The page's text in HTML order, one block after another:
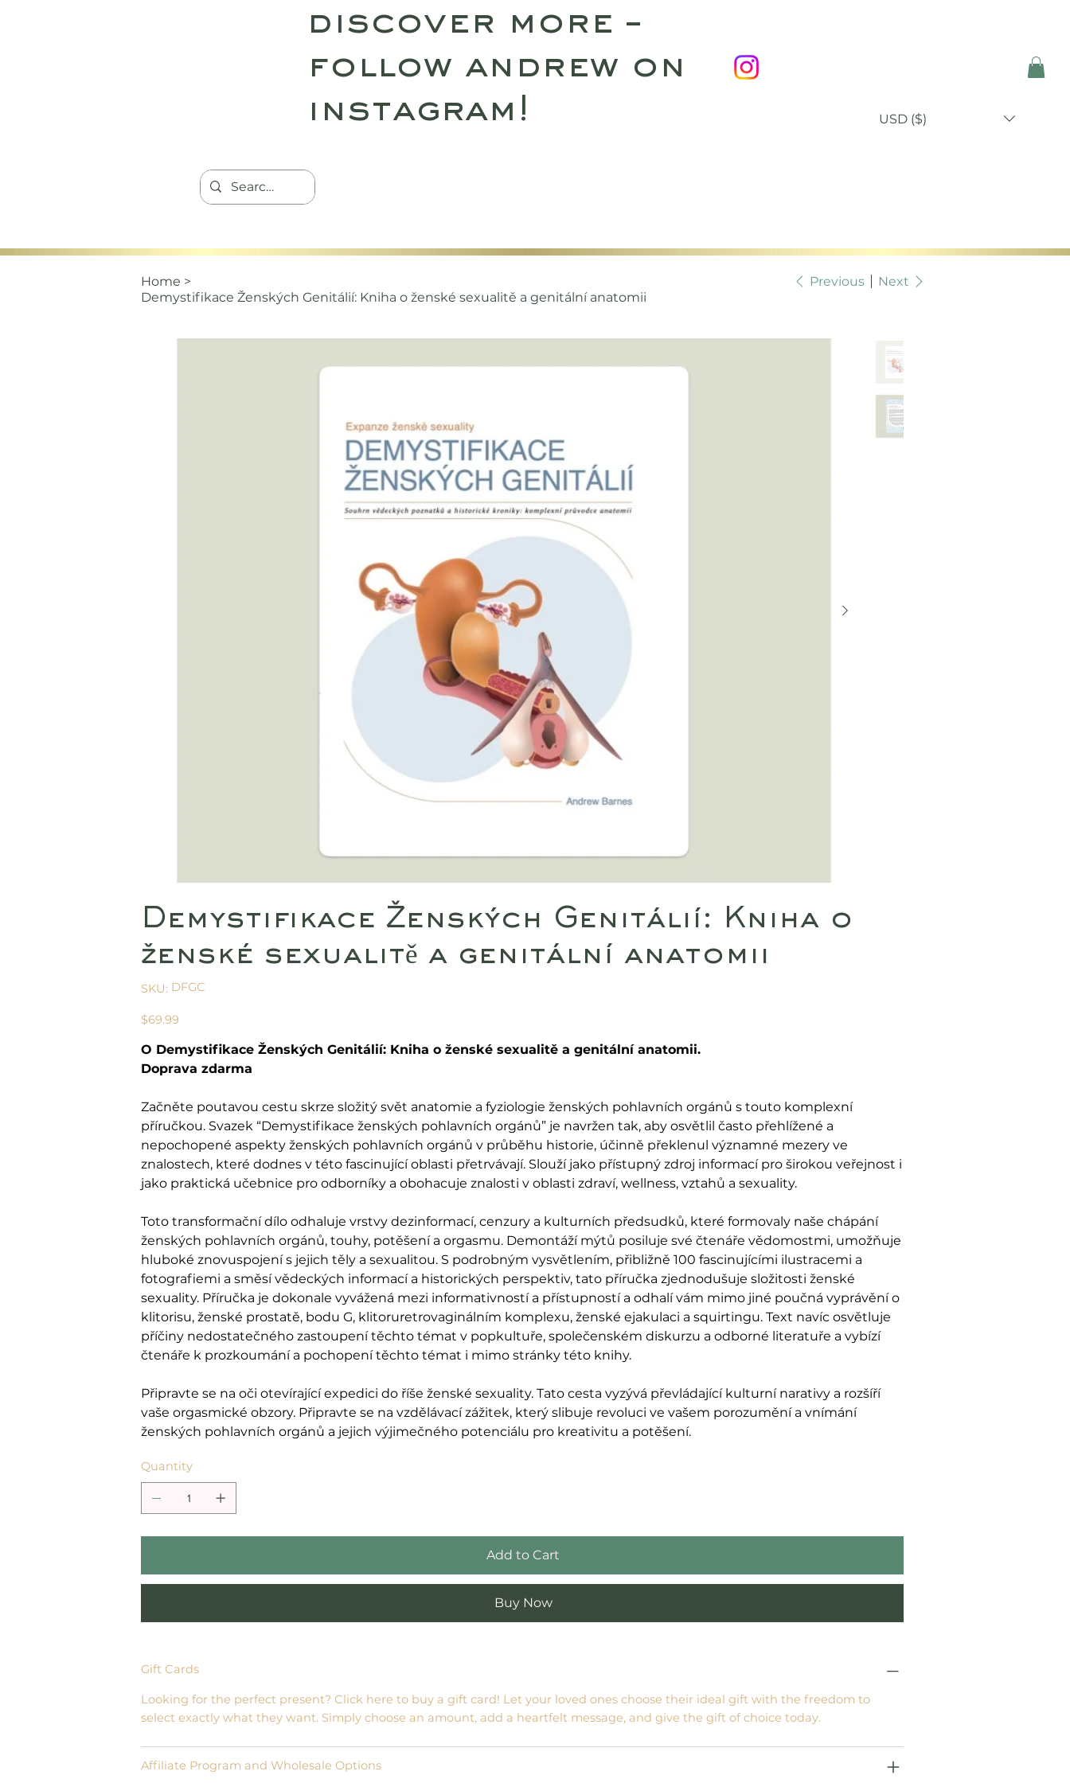
discover more –
follow andrew on
instagram!
USD ($)
Home >
Demystifikace Ženských Genitálií: Kniha o ženské sexualitě a genitální anatomii
Previous Next
Demystifikace Ženských Genitálií: Kniha o
ženské sexualitě a genitální anatomii
SKU: SKU
DFGC
DFGC
Price
$69.99
O Demystifikace Ženských Genitálií: Kniha o ženské sexualitě a genitální anatomii.
Doprava zdarma
Začněte poutavou cestu skrze složitý svět anatomie a fyziologie ženských pohlavních orgánů s touto komplexní
příručkou. Svazek “Demystifikace ženských pohlavních orgánů” je navržen tak, aby osvětlil často přehlížené a
nepochopené aspekty ženských pohlavních orgánů v průběhu historie, účinně překlenul významné mezery ve
znalostech, které dodnes v této fascinující oblasti přetrvávají. Slouží jako přístupný zdroj informací pro širokou veřejnost i
jako praktická učebnice pro odborníky a obohacuje znalosti v oblasti zdraví, wellness, vztahů a sexuality.
Toto transformační dílo odhaluje vrstvy dezinformací, cenzury a kulturních předsudků, které formovaly naše chápání
ženských pohlavních orgánů, touhy, potěšení a orgasmu. Demontáží mýtů posiluje své čtenáře vědomostmi, umožňuje
hluboké znovuspojení s jejich těly a sexualitou. S podrobným vysvětlením, přibližně 100 fascinujícími ilustracemi a
fotografiemi a směsí vědeckých informací a historických perspektiv, tato příručka zjednodušuje složitosti ženské
sexuality. Příručka je dokonale vyvážená mezi informativností a přístupností a odhalí vám mimo jiné poučná vyprávění o
klitorisu, ženské prostatě, bodu G, klitoruretrovaginálním komplexu, ženské ejakulaci a squirtingu. Text navíc osvětluje
příčiny nedostatečného zastoupení těchto témat v popkultuře, společenském diskurzu a odborné literatuře a vybízí
čtenáře k prozkoumání a pochopení těchto témat i mimo stránky této knihy.
Připravte se na oči otevírající expedici do říše ženské sexuality. Tato cesta vyzývá převládající kulturní narativy a rozšíří
vaše orgasmické obzory. Připravte se na vzdělávací zážitek, který slibuje revoluci ve vašem porozumění a vnímání
ženských pohlavních orgánů a jejich výjimečného potenciálu pro kreativitu a potěšení.
Quantity
Add to Cart
Buy Now
Gift Cards
Looking for the perfect present? Click here to buy a gift card! Let your loved ones choose their ideal gift with the freedom to
select exactly what they want. Simply choose an amount, add a heartfelt message, and give the gift of choice today.
Affiliate Program and Wholesale Options